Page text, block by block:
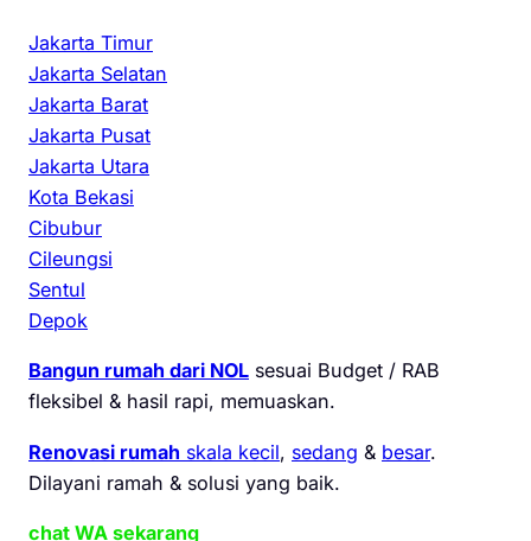
Jakarta Timur
Jakarta Selatan
Jakarta Barat
Jakarta Pusat
Jakarta Utara
Kota Bekasi
Cibubur
Cileungsi
Sentul
Depok
Bangun rumah dari NOL sesuai Budget / RAB
fleksibel & hasil rapi, memuaskan.
Renovasi rumah skala kecil, sedang & besar.
Dilayani ramah & solusi yang baik.
chat WA sekarang